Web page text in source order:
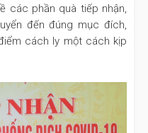
các phần quà tiếp nhận,
đến đúng mục đích,
cách ly một cách kịp